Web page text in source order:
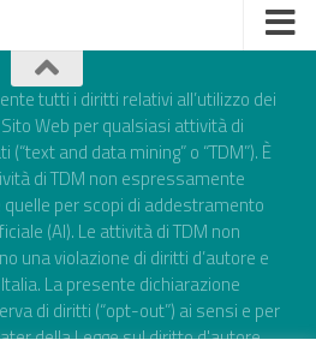
tutti i diritti relativi all’utilizzo dei
Web per qualsiasi attività di
and data mining” o “TDM”). È
di TDM non espressamente
per scopi di addestramento
(AI). Le attività di TDM non
una violazione di diritti d’autore e
La presente dichiarazione
di diritti (“opt-out”) ai sensi e per